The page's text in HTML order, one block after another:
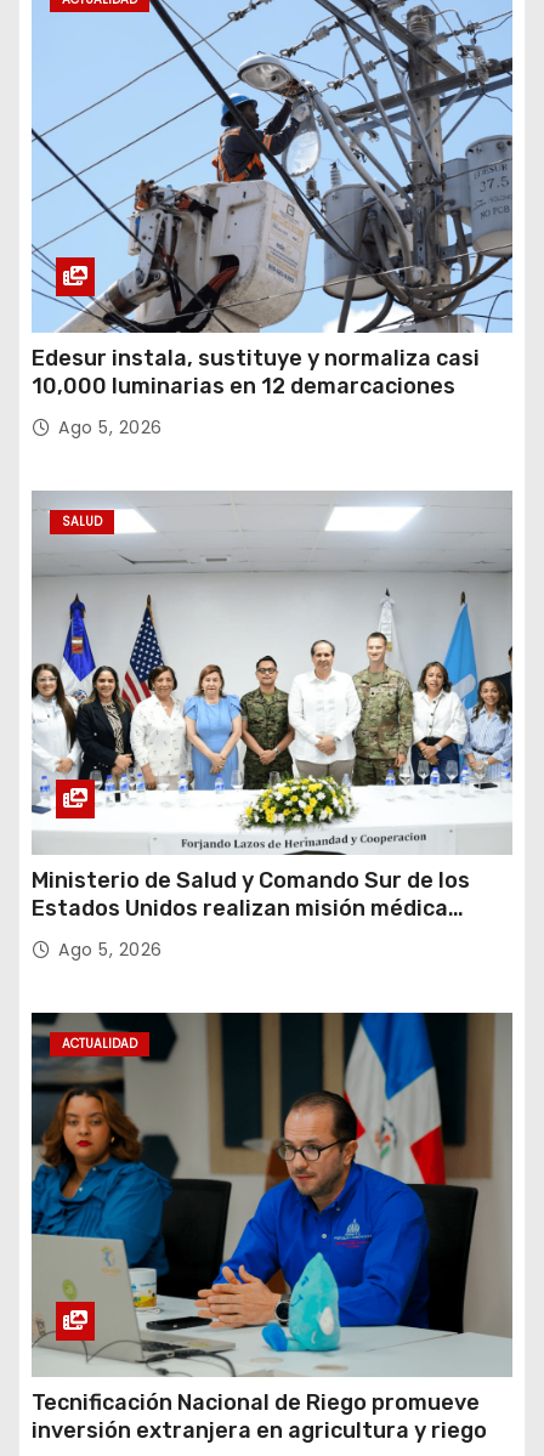
Edesur instala, sustituye y normaliza casi
10,000 luminarias en 12 demarcaciones
Ago 5, 2026
SALUD
Ministerio de Salud y Comando Sur de los
Estados Unidos realizan misión médica
Amistad 2026 en La Vega
Ago 5, 2026
ACTUALIDAD
Tecnificación Nacional de Riego promueve
inversión extranjera en agricultura y riego